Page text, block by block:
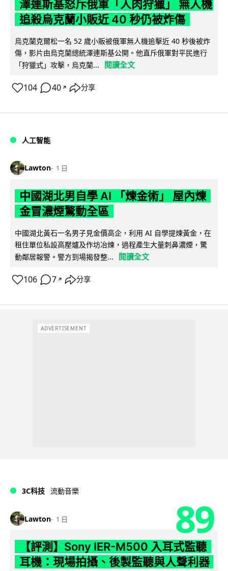
澤連斯基怒斥俄軍「人肉狩獵」 無人機
追殺烏克蘭小販近 40 秒仍被炸傷
烏克蘭克爾松一名 52 歲小販被俄軍無人機追擊近 40 秒後被炸
傷，影片由烏克蘭總統澤連斯基公開。他直斥俄軍對平民進行
「狩獵式」攻擊，烏克蘭...
閱讀全文
104 40 ↗ 分享
人工智能
Lawton 1 日
中國湖北男自學 AI 「煉金術」 屋內煉
金冒濃煙驚動全區
中國湖北黃石一名男子見金價高企，利用 AI 自學提煉黃金，在
租住單位私設高壓爐及作坊冶煉，過程產生大量刺鼻濃煙，驚
動鄰居報警。警方到場揭發整...
閱讀全文
106 7 ↗ 分享
ADVERTISEMENT
3C科技 流動音樂
Lawton 1 日 89
【評測】Sony IER-M500 入耳式監聽
耳機：現場拍攝、後製監聽與人聲利器